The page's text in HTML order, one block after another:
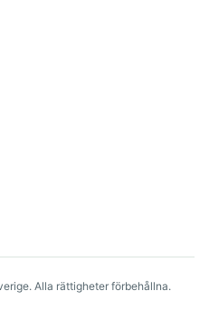
Alla rättigheter förbehållna.